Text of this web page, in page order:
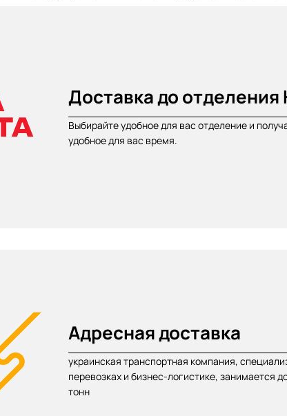
Доставка до отделения
Выбирайте удобное для вас отделение и
удобное для вас время.
Адресная доставка
украинская транспортная компания,
перевозках и бизнес-логистике, занимается
тонн